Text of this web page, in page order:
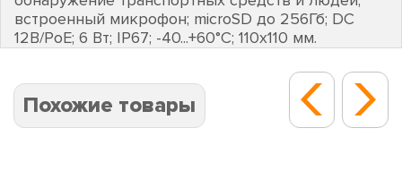
встроенный микрофон; microSD до 256Гб; DC
12В/PoE; 6 Вт; IP67; -40...+60°C; 110х110 мм.
Похожие товары